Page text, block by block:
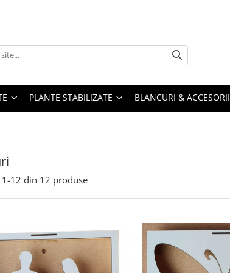
PLANTE STABILIZATE BLANCURI & ACCESORII
1-12 din 12 produse